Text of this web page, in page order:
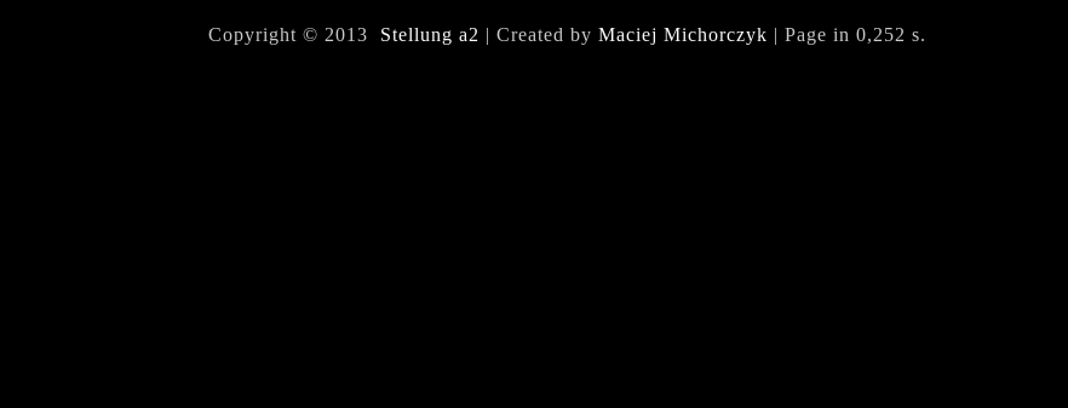
Copyright © 2013 Stellung a2 | Created by Maciej Michorczyk | Page in 0,252 s.